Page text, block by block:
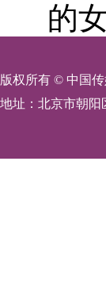
的
版权所有 © 中国传
地址：北京市朝阳